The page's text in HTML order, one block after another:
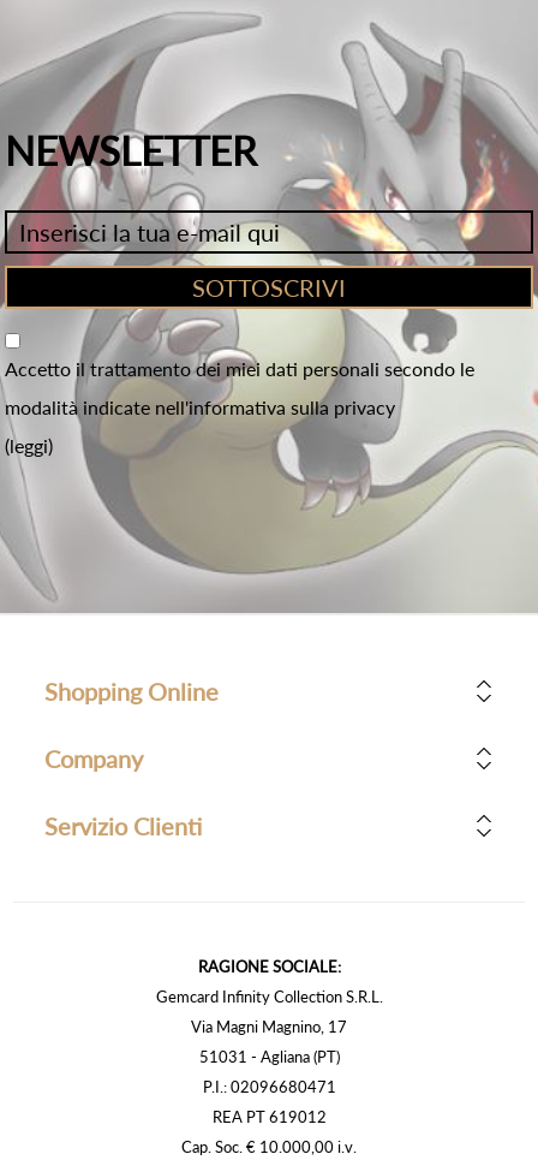
NEWSLETTER
Accetto il trattamento dei miei dati personali secondo le
modalità indicate nell'informativa sulla privacy
(leggi)
Shopping Online
Company
Servizio Clienti
RAGIONE SOCIALE:
Gemcard Infinity Collection S.R.L.
Via Magni Magnino, 17
51031 - Agliana (PT)
P.I.: 02096680471
REA PT 619012
Cap. Soc. € 10.000,00 i.v.